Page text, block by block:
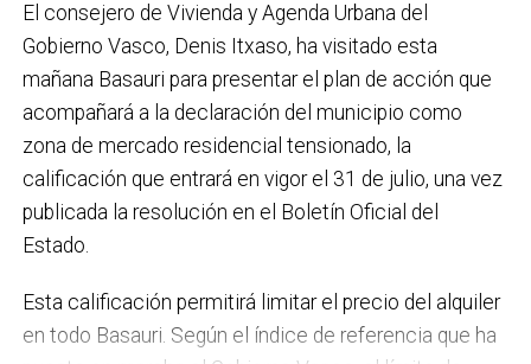
régimen de autoconsumo, que hacen de Basauri un
municipio más sostenible y preparado para el futuro.
En ese sentido, estamos trabajando en acciones de
clima y energía, entre las que destacan el diseño de
una red de refugios climáticos, junto con un Plan de
Actuación ante Episodios de Altas Temperaturas,
como las que recientemente hemos sufrido.
proyecto de lanueva haurreskola que se construirá en
Sarratu, junto a Arizko Ikastola, y que es una apuesta
El consejero de Vivienda y Agenda Urbana del
Gobierno Vasco, Denis Itxaso, ha visitado esta
mañana Basauri para presentar el plan de acción que
acompañará a la declaración del municipio como
zona de mercado residencial tensionado, la
calificación que entrará en vigor el 31 de julio, una vez
publicada la resolución en el Boletín Oficial del
Estado.
Esta calificación permitirá limitar el precio del alquiler
en todo Basauri. Según el índice de referencia que ha